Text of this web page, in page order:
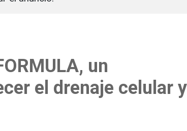
un
el drenaje celular